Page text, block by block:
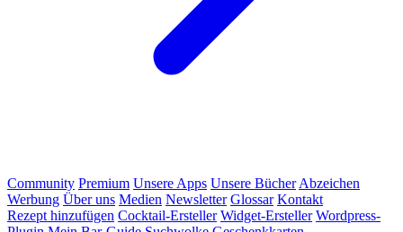
Community Premium Unsere Apps Unsere Bücher Abzeichen
Werbung Über uns Medien Newsletter Glossar Kontakt
Rezept hinzufügen Cocktail-Ersteller Widget-Ersteller Wordpress-